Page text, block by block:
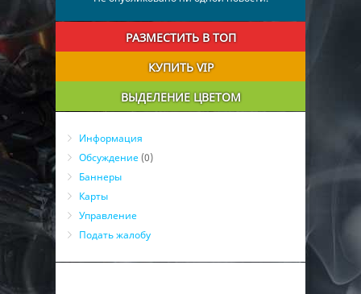
РАЗМЕСТИТЬ В ТОП
КУПИТЬ VIP
ВЫДЕЛЕНИЕ ЦВЕТОМ
Информация
Обсуждение (0)
Баннеры
Карты
Управление
Подать жалобу